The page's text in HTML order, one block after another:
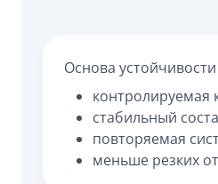
Основа устойчивости
контролируемая
стабильный
повторяемая
меньше резких